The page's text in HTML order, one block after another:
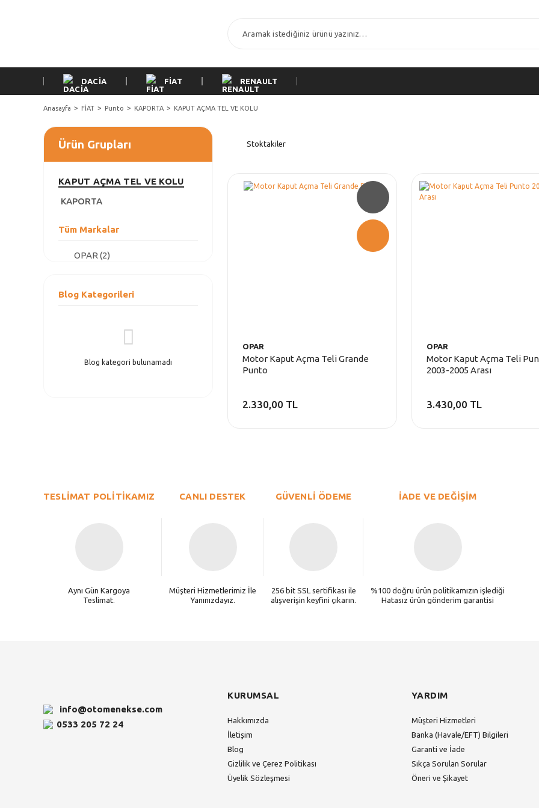
DACİA FİAT RENAULT
Anasayfa FİAT Punto KAPORTA KAPUT AÇMA TEL VE KOLU
Ürün Grupları
KAPUT AÇMA TEL VE KOLU
KAPORTA
Tüm Markalar
OPAR (2)
Blog Kategorileri
Blog kategori bulunamadı
Stoktakiler
OPAR
Motor Kaput Açma Teli Grande
Punto
2.330,00 TL
OPAR
Motor Kaput Açma Teli
2003-2005 Arası
3.430,00 TL
TESLİMAT POLİTİKAMIZ
Aynı Gün Kargoya
Teslimat.
CANLI DESTEK
Müşteri Hizmetlerimiz İle
Yanınızdayız.
GÜVENLİ ÖDEME
256 bit SSL sertifikası ile
alışverişin keyfini çıkarın.
İADE VE DEĞİŞİM
%100 doğru ürün politikamızın işlediği
Hatasız ürün gönderim garantisi
info@otomenekse.com
0533 205 72 24
KURUMSAL
Hakkımızda
İletişim
Blog
Gizlilik ve Çerez Politikası
Üyelik Sözleşmesi
YARDIM
Müşteri Hizmetleri
Banka (Havale/EFT) Bilgileri
Garanti ve İade
Sıkça Sorulan Sorular
Öneri ve Şikayet